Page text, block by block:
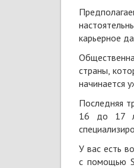
карьерное
страны,
начинается
Последняя
16 до 17
У вас есть
с помощью